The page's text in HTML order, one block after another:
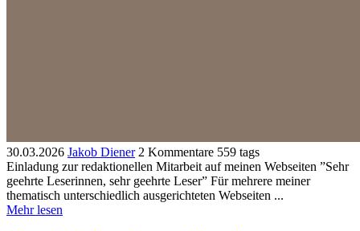
30.03.2026 Jakob Diener 2 Kommentare 559 tags
Einladung zur redaktionellen Mitarbeit auf meinen Webseiten ”Sehr
geehrte Leserinnen, sehr geehrte Leser” Für mehrere meiner
thematisch unterschiedlich ausgerichteten Webseiten ...
Mehr lesen